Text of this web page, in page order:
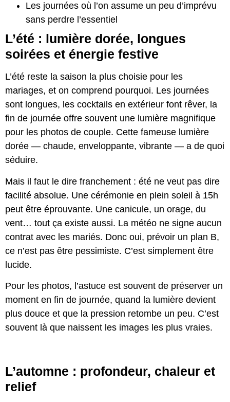
Les journées où l’on assume un peu d’imprévu
sans perdre l’essentiel
L’été : lumière dorée, longues
soirées et énergie festive
L’été reste la saison la plus choisie pour les
mariages, et on comprend pourquoi. Les journées
sont longues, les cocktails en extérieur font rêver, la
fin de journée offre souvent une lumière magnifique
pour les photos de couple. Cette fameuse lumière
dorée — chaude, enveloppante, vibrante — a de quoi
séduire.
Mais il faut le dire franchement : été ne veut pas dire
facilité absolue. Une cérémonie en plein soleil à 15h
peut être éprouvante. Une canicule, un orage, du
vent… tout ça existe aussi. La météo ne signe aucun
contrat avec les mariés. Donc oui, prévoir un plan B,
ce n’est pas être pessimiste. C’est simplement être
lucide.
Pour les photos, l’astuce est souvent de préserver un
moment en fin de journée, quand la lumière devient
plus douce et que la pression retombe un peu. C’est
souvent là que naissent les images les plus vraies.
L’automne : profondeur, chaleur et
relief